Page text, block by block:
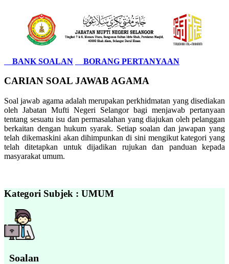
BANK SOALAN BORANG PERTANYAAN
CARIAN SOAL JAWAB AGAMA
Soal jawab agama adalah merupakan perkhidmatan yang disediakan
oleh Jabatan Mufti Negeri Selangor bagi menjawab pertanyaan
tentang sesuatu isu dan permasalahan yang diajukan oleh pelanggan
berkaitan dengan hukum syarak. Setiap soalan dan jawapan yang
telah dikemaskini akan dihimpunkan di sini mengikut kategori yang
telah ditetapkan untuk dijadikan rujukan dan panduan kepada
masyarakat umum.
Kategori Subjek : UMUM
Soalan